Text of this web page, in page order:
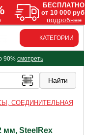
КАТЕГОРИИ
90% смотреть
СОЕДИНИТЕЛЬНАЯ
мм, SteelRex